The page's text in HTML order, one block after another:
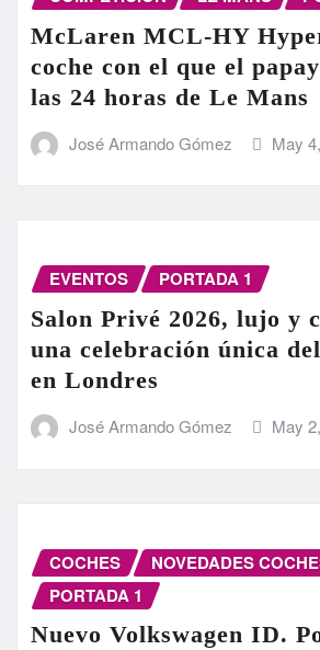
McLaren MCL-HY
coche con el que el
las 24 horas de Le Mans
José Armando Gómez May
EVENTOS PORTADA 1
Salon Privé 2026, lujo y
una celebración única
en Londres
José Armando Gómez May
COCHES
NOVEDADES
PORTADA 1
Nuevo Volkswagen ID.